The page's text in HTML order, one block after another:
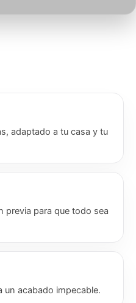
adaptado a tu casa y tu
previa para que todo sea
un acabado impecable.